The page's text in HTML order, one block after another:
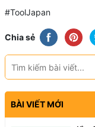
#ToolJapan
Chia sẻ
BÀI VIẾT MỚI